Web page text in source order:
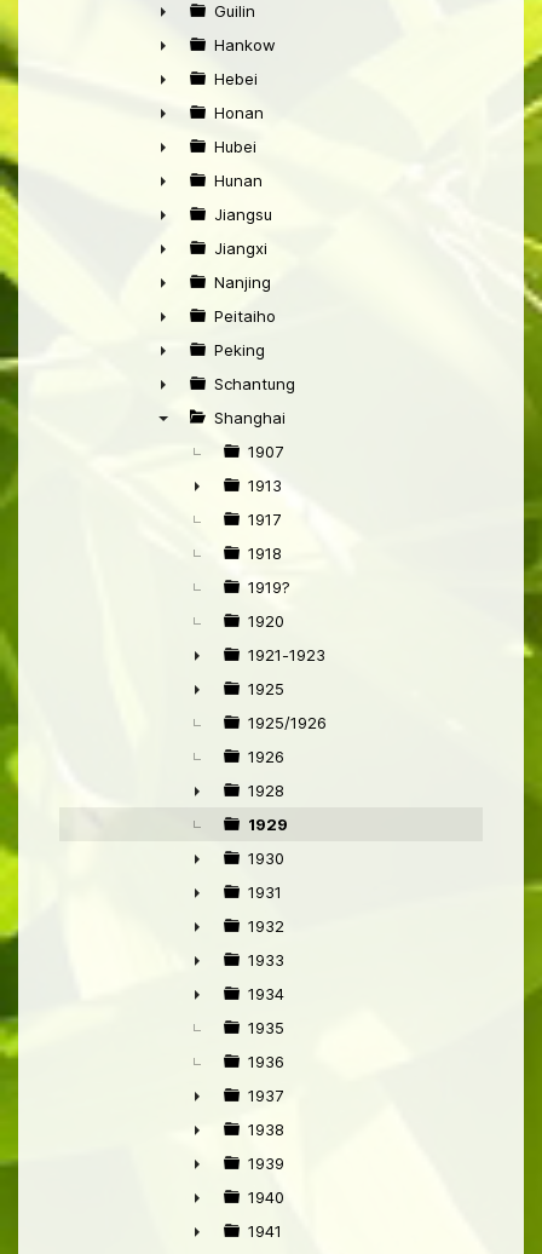
►
►
Guilin
►
Hankow
►
Hebei
►
Honan
►
Hubei
►
Hunan
►
Jiangsu
►
Jiangxi
►
Nanjing
►
Peitaiho
►
Peking
►
Schantung
Shanghai
1907
►
1913
1917
1918
1919?
1920
►
1921-1923
►
1925
1925/1926
1926
►
1928
1929
►
1930
►
1931
►
1932
►
1933
►
1934
1935
1936
►
1937
►
1938
►
1939
►
1940
1941